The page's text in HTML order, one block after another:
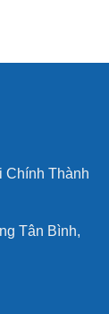
Chính Thành
Tân Bình,